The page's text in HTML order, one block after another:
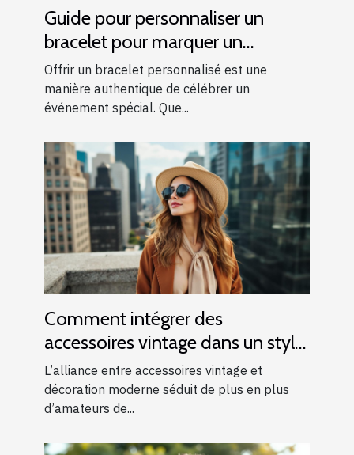
Guide pour personnaliser un
bracelet pour marquer un
événement spécial
Offrir un bracelet personnalisé est une
manière authentique de célébrer un
événement spécial. Que...
Comment intégrer des
accessoires vintage dans un style
moderne ?
L’alliance entre accessoires vintage et
décoration moderne séduit de plus en plus
d’amateurs de...